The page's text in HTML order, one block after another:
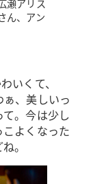
瀬アリス
ん、アン
いくて、
、美しいっ
。今は少し
よくなった
。